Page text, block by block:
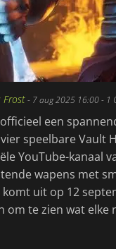
Frost- 7 aug 2025 16:00- 1
een
speelbare Vault
YouTube-kanaal
wapens met
komt uit op 12
om te zien wat